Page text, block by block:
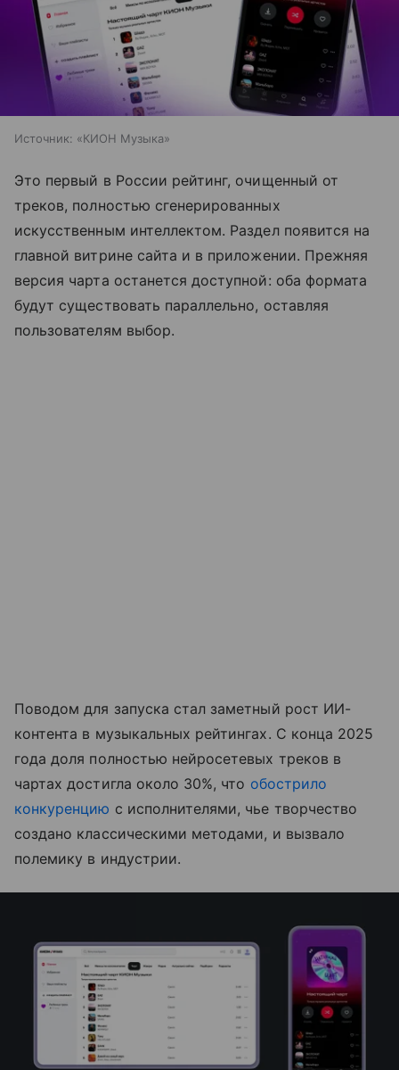
Источник: «КИОН Музыка»
Это первый в России рейтинг, очищенный от
треков, полностью сгенерированных
искусственным интеллектом. Раздел появится на
главной витрине сайта и в приложении. Прежняя
версия чарта останется доступной: оба формата
будут существовать параллельно, оставляя
пользователям выбор.
Поводом для запуска стал заметный рост ИИ-
контента в музыкальных рейтингах. С конца 2025
года доля полностью нейросетевых треков в
чартах достигла около 30%, что обострило
конкуренцию с исполнителями, чье творчество
создано классическими методами, и вызвало
полемику в индустрии.